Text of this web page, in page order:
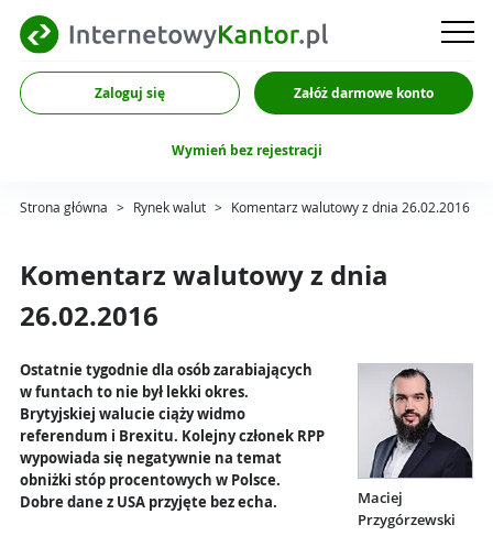
Zaloguj się Załóż darmowe konto
Wymień bez rejestracji
Strona główna > Rynek walut > Komentarz walutowy z dnia 26.02.2016
Komentarz walutowy z dnia
26.02.2016
Maciej
Przygórzewski
Ostatnie tygodnie dla osób zarabiających
w funtach to nie był lekki okres.
Brytyjskiej walucie ciąży widmo
referendum i Brexitu. Kolejny członek RPP
wypowiada się negatywnie na temat
obniżki stóp procentowych w Polsce.
Dobre dane z USA przyjęte bez echa.